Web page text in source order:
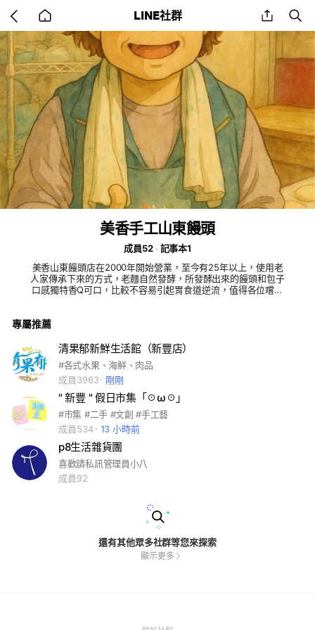
back
to
home
LINE社群 share
美香手工山東饅頭
成員52
記事本1
美香山東饅頭店在2000年開始營業，至今有25年以上，使用老
人家傳承下來的方式，老麵自然發酵，所發酵出來的饅頭和包子
口感獨特香Q可口，比較不容易引起胃食道逆流，值得各位嚐嚐
專屬推薦
清果郁新鮮生活館（新豐店）
#各式水果、海鮮、肉品
成員3963
剛剛
" 新豐 " 假日市集「☉ω☉」
#市集 #二手 #文創 #手工藝
成員534
13 小時前
p8生活雜貨團
喜歡請私訊管理員小八
成員92
還有其他眾多社群等您來探索
顯示更多